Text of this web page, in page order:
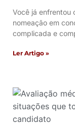
Você já enfrentou
nomeação em
complicada e
Ler Artigo »